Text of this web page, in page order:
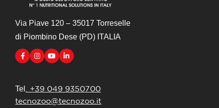
Via Piave 120 – 35017 Torreselle
di Piombino Dese (PD) ITALIA
Tel
. +39 049 9350700
tecnozoo@tecnozoo.it